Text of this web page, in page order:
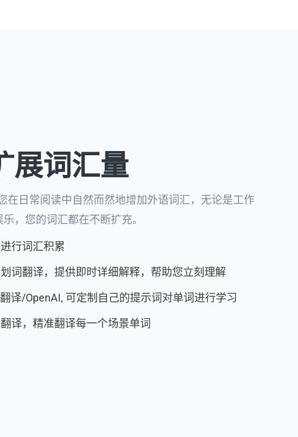
展词汇量
在日常阅读中自然而然地增加外语词汇，无论是工作
，您的词汇都在不断扩充。
行词汇积累
词翻译，提供即时详细解释，帮助您立刻理解
译/OpenAI, 可定制自己的提示词对单词进行学习
译，精准翻译每一个场景单词